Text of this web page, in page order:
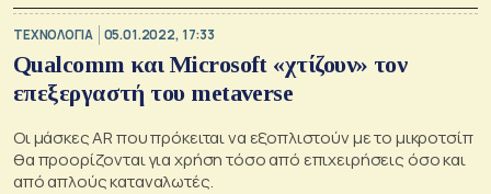
ΤΕΧΝΟΛΟΓΙΑ 05.01.2022, 17:33
Qualcomm και Microsoft «χτίζουν» τον
επεξεργαστή του metaverse
Οι μάσκες AR που πρόκειται να εξοπλιστούν με το μικροτσίπ
θα προορίζονται για χρήση τόσο από επιχειρήσεις όσο και
από απλούς καταναλωτές.